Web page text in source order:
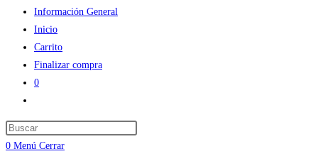
Información General
Inicio
Carrito
Finalizar compra
0
de
la
0 Menú Cerrar